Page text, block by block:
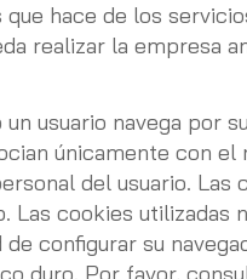
hace de los
realizar la empresa
usuario navega por
únicamente con
del usuario.
Las cookies
configurar su
duro. Por favor,